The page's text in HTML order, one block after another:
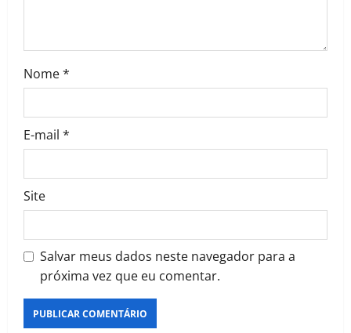
Nome*
E-mail *
Site
Salvar meus dados neste navegador para a
próxima vez que eu comentar.